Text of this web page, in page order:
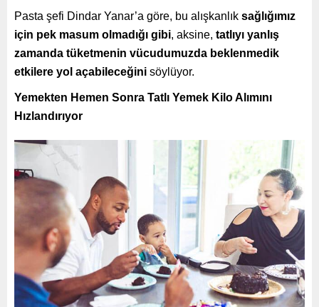
Pasta şefi Dindar Yanar’a göre, bu alışkanlık sağlığımız
için pek masum olmadığı gibi, aksine, tatlıyı yanlış
zamanda tüketmenin vücudumuzda beklenmedik
etkilere yol açabileceğini söylüyor.
Yemekten Hemen Sonra Tatlı Yemek Kilo Alımını
Hızlandırıyor